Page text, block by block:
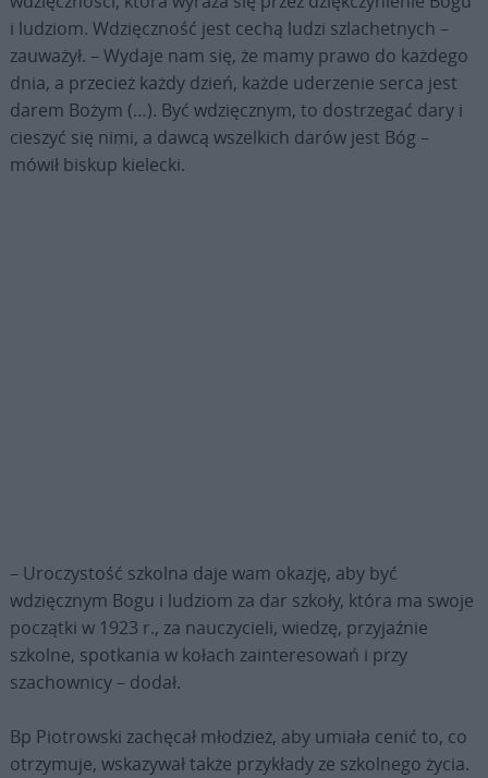
i ludziom. Wdzięczność jest cechą ludzi szlachetnych –
zauważył. – Wydaje nam się, że mamy prawo do każdego
dnia, a przecież każdy dzień, każde uderzenie serca jest
darem Bożym (…). Być wdzięcznym, to dostrzegać dary i
cieszyć się nimi, a dawcą wszelkich darów jest Bóg –
mówił biskup kielecki.
– Uroczystość szkolna daje wam okazję, aby być
wdzięcznym Bogu i ludziom za dar szkoły, która ma swoje
początki w 1923 r., za nauczycieli, wiedzę, przyjaźnie
szkolne, spotkania w kołach zainteresowań i przy
szachownicy – dodał.
Bp Piotrowski zachęcał młodzież, aby umiała cenić to, co
otrzymuje, wskazywał także przykłady ze szkolnego życia.